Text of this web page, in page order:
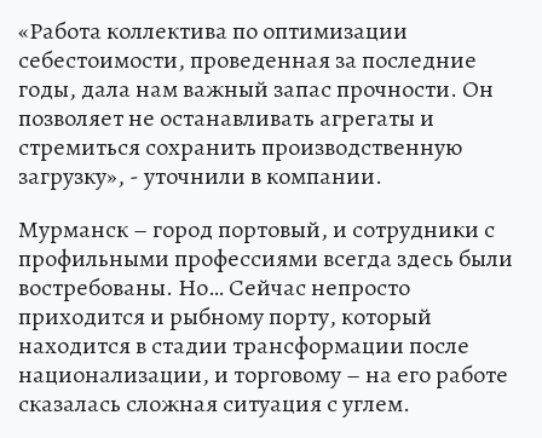
«Работа коллектива по оптимизации
себестоимости, проведенная за последние
годы, дала нам важный запас прочности. Он
позволяет не останавливать агрегаты и
стремиться сохранить производственную
загрузку», - уточнили в компании.
Мурманск – город портовый, и сотрудники с
профильными профессиями всегда здесь были
востребованы. Но… Сейчас непросто
приходится и рыбному порту, который
находится в стадии трансформации после
национализации, и торговому – на его работе
сказалась сложная ситуация с углем.